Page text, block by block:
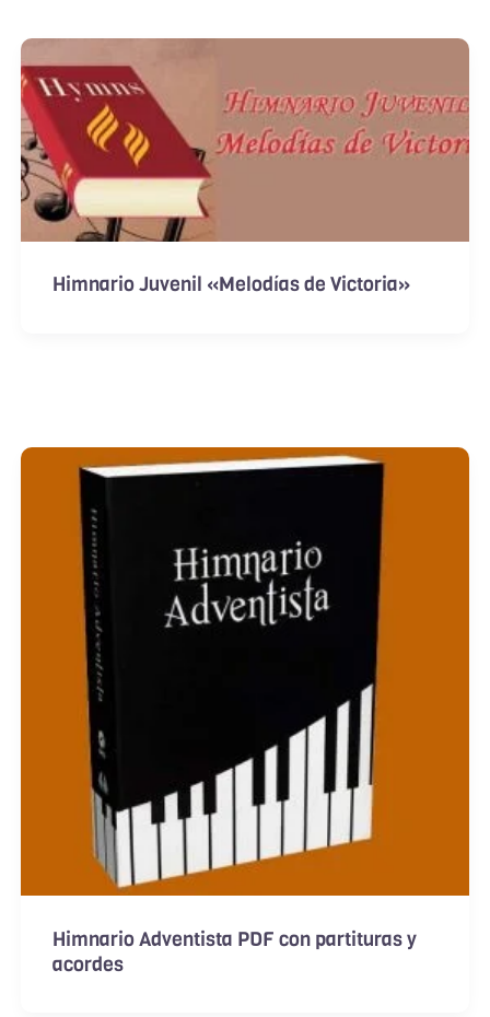
Himnario Juvenil «Melodías de Victoria»
Himnario Adventista PDF con partituras y
acordes